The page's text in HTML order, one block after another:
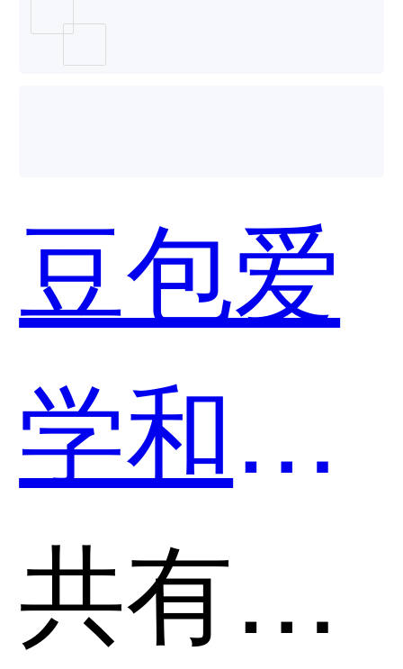
用？
豆包爱
学和Q-
chat哪
共有分类：AI助理